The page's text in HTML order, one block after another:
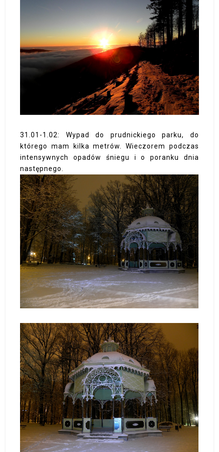
31.01-1.02: Wypad do prudnickiego parku, do
którego mam kilka metrów. Wieczorem podczas
intensywnych opadów śniegu i o poranku dnia
następnego.